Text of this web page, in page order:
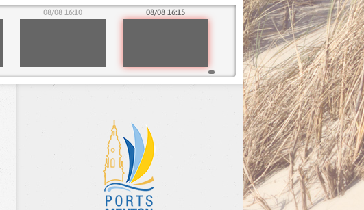
08/08 16:10 08/08 16:15